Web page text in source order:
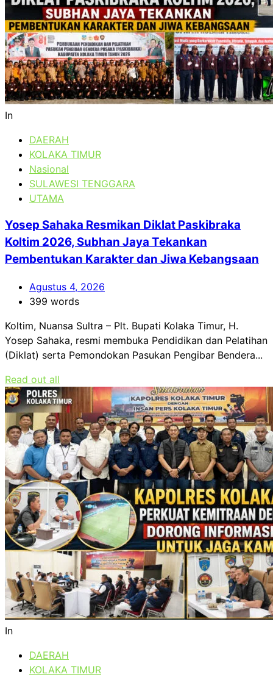
In
DAERAH
KOLAKA TIMUR
Nasional
SULAWESI TENGGARA
UTAMA
Yosep Sahaka Resmikan Diklat Paskibraka
Koltim 2026, Subhan Jaya Tekankan
Pembentukan Karakter dan Jiwa Kebangsaan
Agustus 4, 2026
399 words
Koltim, Nuansa Sultra – Plt. Bupati Kolaka Timur, H.
Yosep Sahaka, resmi membuka Pendidikan dan Pelatihan
(Diklat) serta Pemondokan Pasukan Pengibar Bendera...
Read out all
In
DAERAH
KOLAKA TIMUR